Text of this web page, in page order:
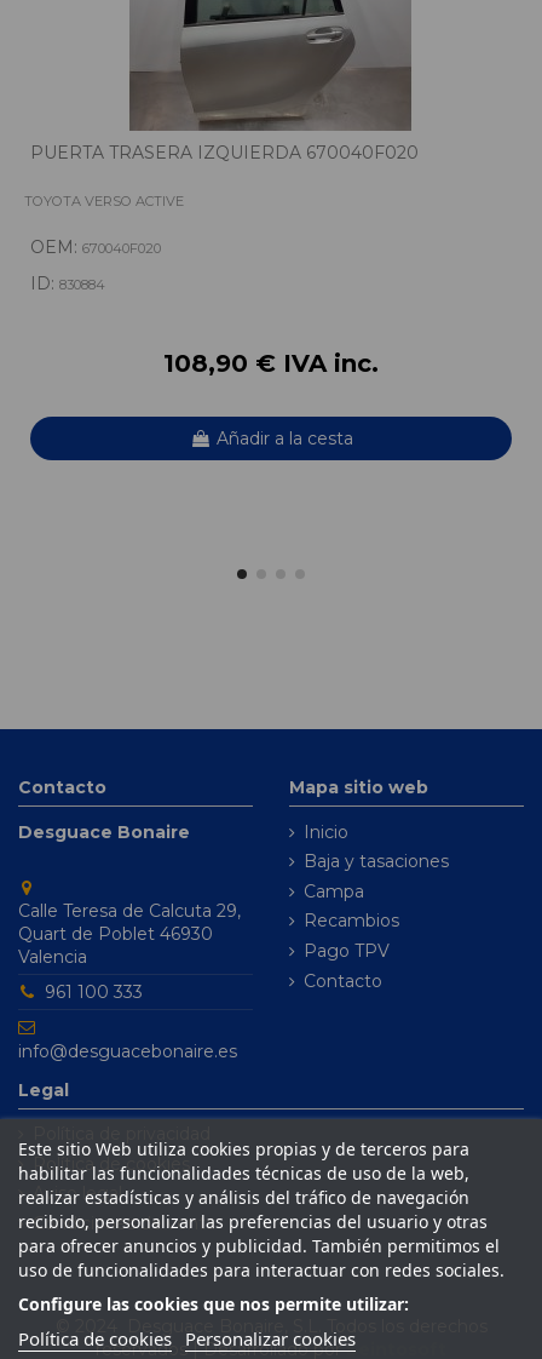
PUERTA TRASERA IZQUIERDA 670040F020
TOYOTA VERSO ACTIVE
OEM: 670040F020
ID: 830884
108,90 € IVA inc.
Añadir a la cesta
Contacto
Desguace Bonaire
Calle Teresa de Calcuta 29,
Quart de Poblet 46930
Valencia
961 100 333
info@desguacebonaire.es
Mapa sitio web
Inicio
Baja y tasaciones
Campa
Recambios
Pago TPV
Contacto
Legal
Política de cookies
Aviso legal
Condiciones de venta
Este sitio Web utiliza cookies propias y de terceros para
habilitar las funcionalidades técnicas de uso de la web,
realizar estadísticas y análisis del tráfico de navegación
recibido, personalizar las preferencias del usuario y otras
para ofrecer anuncios y publicidad. También permitimos el
uso de funcionalidades para interactuar con redes sociales.
Configure las cookies que nos permite utilizar:
Política de cookies Personalizar cookies
reservados | Desarrollado porSeintosoft